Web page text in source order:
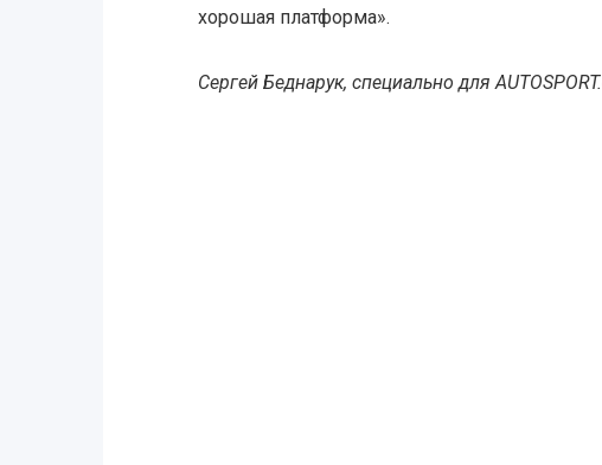
хорошая платформа».
Сергей Беднарук, специально для